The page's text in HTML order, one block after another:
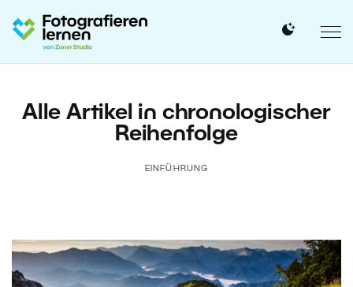
Alle Artikel in chronologischer
Reihenfolge
EINFÜHRUNG